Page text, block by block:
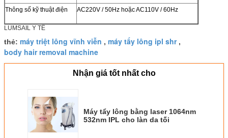
Thông số kỹ thuật điện AC220V / 50Hz hoặc AC110V / 60Hz
LUMSAIL Y TẾ
thẻ: máy triệt lông vĩnh viễn , máy tẩy lông ipl shr,
body hair removal machine
Nhận giá tốt nhất cho
Máy tẩy lông bằng laser 1064nm
532nm IPL cho làn da tối